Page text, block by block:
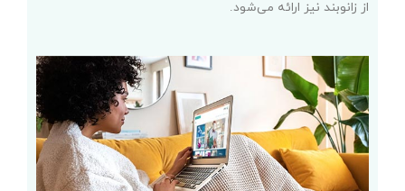
از زانوبند نیز ارائه می‌شود.